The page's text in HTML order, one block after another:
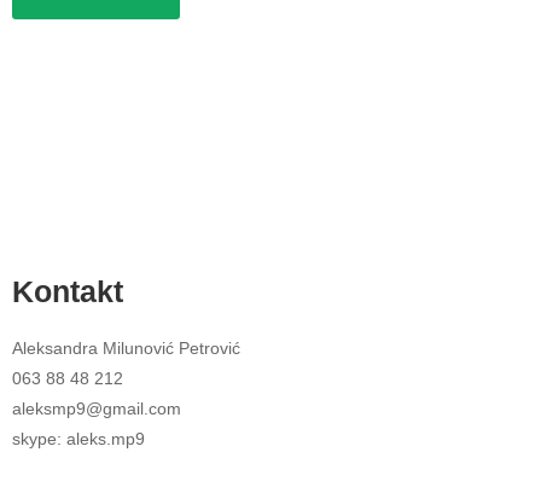
Kontakt
Aleksandra Milunović Petrović
063 88 48 212
aleksmp9@gmail.com
skype: aleks.mp9